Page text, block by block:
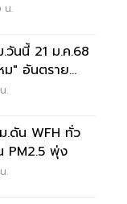
น.
วันนี้ 21 ม.ค.68
ม" อันตราย
.
.ดัน WFH ทั่ว
PM2.5 พุ่ง
.